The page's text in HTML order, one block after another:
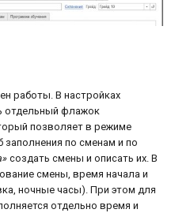
работы. В настройках
отдельный флажок
позволяет в режиме
заполнения по сменам и по
создать смены и описать их. В
смены, время начала и
ночные часы). При этом для
отдельно время и